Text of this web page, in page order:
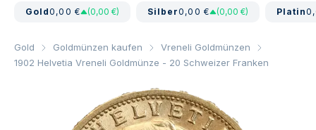
Gold0,00 € (0,00 €) Silber0,00 € (0,00 €) Platin
Gold Goldmünzen kaufen
Vreneli Goldmünzen
1902 Helvetia Vreneli Goldmünze - 20 Schweizer Franken